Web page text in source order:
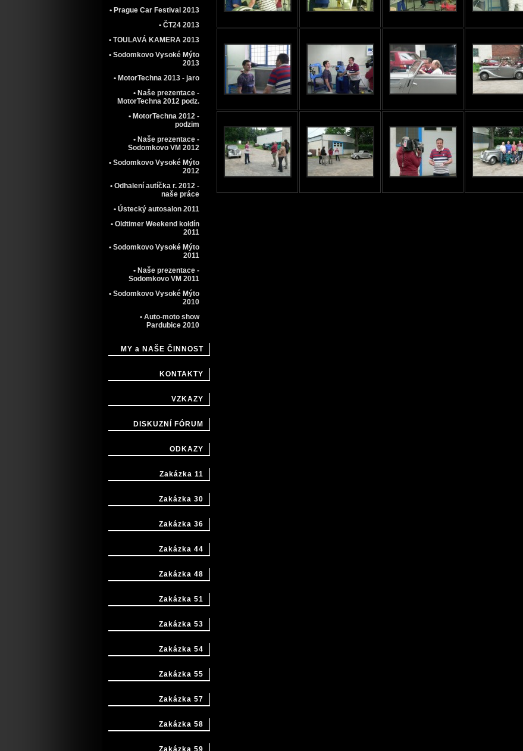
• Prague Car Festival 2013
• ČT24 2013
• TOULAVÁ KAMERA 2013
• Sodomkovo Vysoké Mýto
2013
• MotorTechna 2013 - jaro
• Naše prezentace -
MotorTechna 2012 podz.
• MotorTechna 2012 -
podzim
• Naše prezentace -
Sodomkovo VM 2012
• Sodomkovo Vysoké Mýto
2012
• Odhalení autíčka r. 2012 -
naše práce
• Ústecký autosalon 2011
• Oldtimer Weekend koldín
2011
• Sodomkovo Vysoké Mýto
2011
• Naše prezentace -
Sodomkovo VM 2011
• Sodomkovo Vysoké Mýto
2010
• Auto-moto show
Pardubice 2010
MY a NAŠE ČINNOST
KONTAKTY
VZKAZY
DISKUZNÍ FÓRUM
ODKAZY
Zakázka 11
Zakázka 30
Zakázka 36
Zakázka 44
Zakázka 48
Zakázka 51
Zakázka 53
Zakázka 54
Zakázka 55
Zakázka 57
Zakázka 58
Zakázka 59